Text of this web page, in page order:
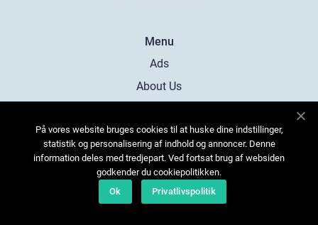
Menu
Ads
About Us
Contact
Sitemap
På vores website bruges cookies til at huske dine indstillinger,
statistik og personalisering af indhold og annoncer. Denne
information deles med tredjepart. Ved fortsat brug af websiden
godkender du cookiepolitikken.
Ok
Privatlivspolitik